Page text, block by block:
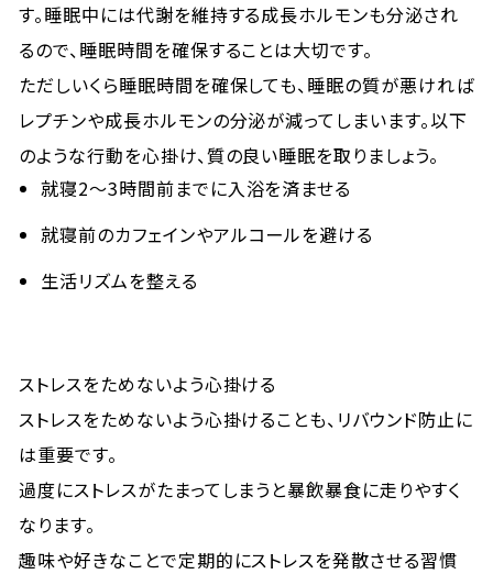
す。睡眠中には代謝を維持する成長ホルモンも分泌され
るので、睡眠時間を確保することは大切です。
ただしいくら睡眠時間を確保しても、睡眠の質が悪ければ
レプチンや成長ホルモンの分泌が減ってしまいます。以下
のような行動を心掛け、質の良い睡眠を取りましょう。
就寝2～3時間前までに入浴を済ませる
就寝前のカフェインやアルコールを避ける
生活リズムを整える
ストレスをためないよう心掛ける
ストレスをためないよう心掛けることも、リバウンド防止に
は重要です。
過度にストレスがたまってしまうと暴飲暴食に走りやすく
なります。
趣味や好きなことで定期的にストレスを発散させる習慣